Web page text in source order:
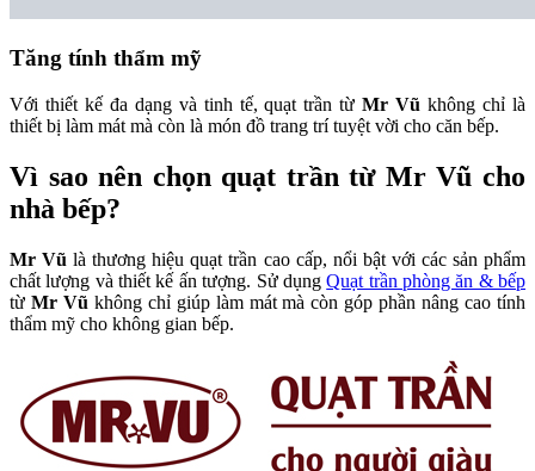
Tăng tính thẩm mỹ
Với thiết kế đa dạng và tinh tế, quạt trần từMr Vũ không chỉ là
thiết bị làm mát mà còn là món đồ trang trí tuyệt vời cho căn bếp.
Vì sao nên chọn quạt trần từ Mr Vũ cho
nhà bếp?
Mr Vũ là thương hiệu quạt trần cao cấp, nổi bật với các sản phẩm
chất lượng và thiết kế ấn tượng. Sử dụngQuạt trần phòng ăn & bếp
từ Mr Vũ không chỉ giúp làm mát mà còn góp phần nâng cao tính
thẩm mỹ cho không gian bếp.